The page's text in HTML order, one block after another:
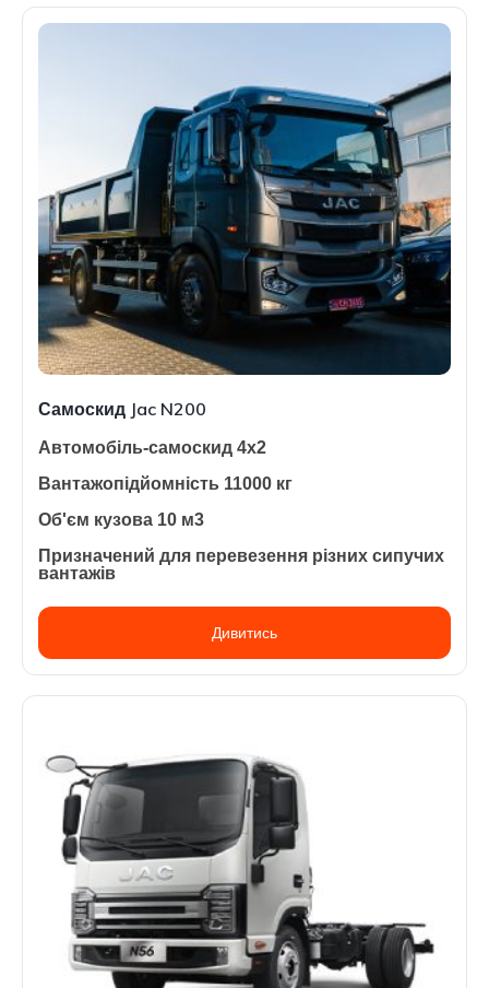
Самоскид Jac N200
Автомобіль-самоскид 4х2
Вантажопідйомність 11000 кг
Об'єм кузова 10 м3
Призначений для перевезення різних сипучих
вантажів
Дивитись